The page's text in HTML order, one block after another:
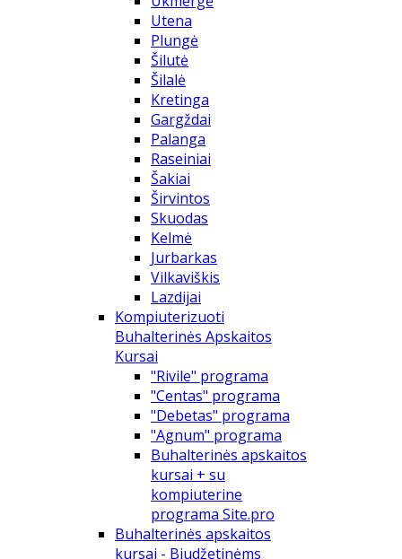
Utena
Plungė
Šilutė
Šilalė
Kretinga
Gargždai
Palanga
Raseiniai
Šakiai
Širvintos
Skuodas
Kelmė
Jurbarkas
Vilkaviškis
Lazdijai
Kompiuterizuoti
Buhalterinės Apskaitos
Kursai
"Rivile" programa
"Centas" programa
"Debetas" programa
"Agnum" programa
Buhalterinės apskaitos
kursai + su
kompiuterine
programa Site.pro
Buhalterinės apskaitos
kursai - Biudžetinėms